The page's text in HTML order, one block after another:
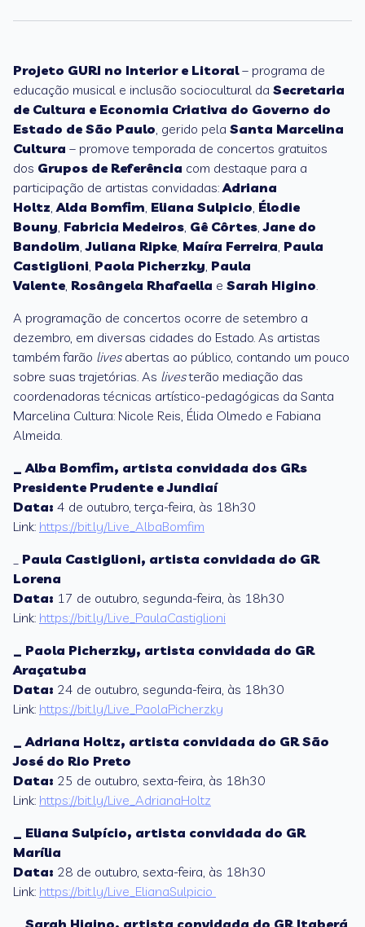
Projeto GURI no Interior e Litoral– programa de
educação musical e inclusão sociocultural da Secretaria
de Cultura e Economia Criativa do Governo do
Estado de São Paulo, gerido pela Santa Marcelina
Cultura – promove temporada de concertos gratuitos
dos Grupos de Referência com destaque para a
participação de artistas convidadas:Adriana
Holtz,Alda Bomfim, Eliana Sulpicio, Élodie
Bouny, Fabricia Medeiros, Gê Côrtes,Jane do
Bandolim,Juliana Ripke, Maíra Ferreira, Paula
Castiglioni, Paola Picherzky, Paula
Valente, Rosângela Rhafaella e Sarah Higino.
A programação de concertos ocorre de setembro a
dezembro, em diversas cidades do Estado. As artistas
também farão livesabertas ao público, contando um pouco
sobre suas trajetórias. As livesterão mediação das
coordenadoras técnicas artístico-pedagógicas da Santa
Marcelina Cultura: Nicole Reis, Élida Olmedo e Fabiana
Almeida.
_ Alba Bomfim, artista convidada dos GRs
Presidente Prudente e Jundiaí
Data: 4 de outubro, terça-feira, às 18h30
Link: https://bit.ly/Live_AlbaBomfim
Paula Castiglioni, artista convidada do GR
Lorena
Data: 17 de outubro, segunda-feira, às 18h30
Link: https://bit.ly/Live_PaulaCastiglioni
_ Paola Picherzky, artista convidada do GR
Araçatuba
Data: 24 de outubro, segunda-feira, às 18h30
Link: https://bit.ly/Live_PaolaPicherzky
_Adriana Holtz, artista convidada do GR São
José do Rio Preto
Data: 25 de outubro, sexta-feira, às 18h30
Link: https://bit.ly/Live_AdrianaHoltz
_ Eliana Sulpício, artista convidada do GR
Marília
Data: 28 de outubro, sexta-feira, às 18h30
Link: https://bit.ly/Live_ElianaSulpicio
_ Sarah Higino, artista convidada do GR Itaberá